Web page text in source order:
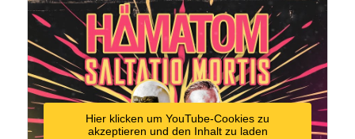
Hier klicken um YouTube-Cookies zu
akzeptieren und den Inhalt zu laden